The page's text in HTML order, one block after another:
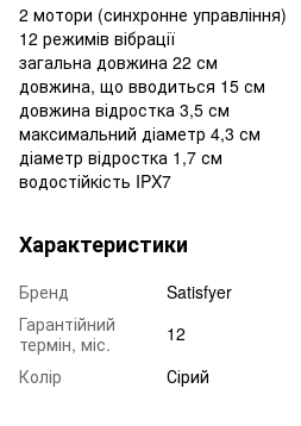
2 мотори (синхронне управління)
12 режимів вібрації
загальна довжина 22 см
довжина, що вводиться 15 см
довжина відростка 3,5 см
максимальний діаметр 4,3 см
діаметр відростка 1,7 см
водостійкість IPX7
Характеристики
Бренд
Satisfyer
Гарантійний
термін, міс.
12
Колір
Сірий